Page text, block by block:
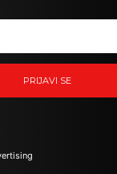
PRIJAVI SE